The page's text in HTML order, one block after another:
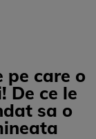
pe care o
De ce le
sa o